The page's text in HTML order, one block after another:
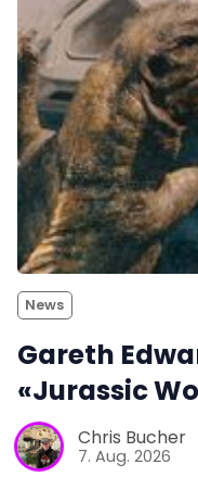
News
Gareth
«Jurassic
Chris Bucher
7. Aug. 2026